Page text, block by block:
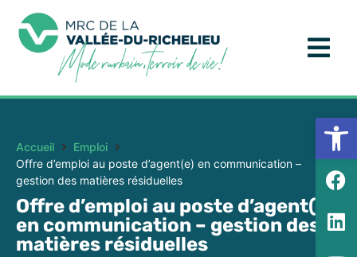
Accueil
Emploi
Offre d’emploi au poste d’agent(e) en communication –
gestion des matières résiduelles
Offre d’emploi au poste d’agent(e)
en communication – gestion des
matières résiduelles